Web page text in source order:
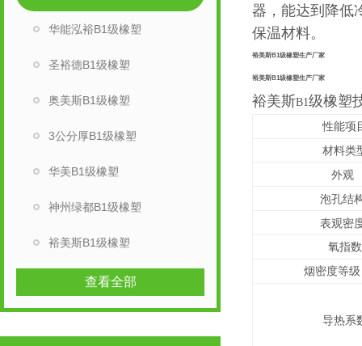
华能泓裕B1级橡塑
圣裕德B1级橡塑
奥美斯B1级橡塑
3公分厚B1级橡塑
华美B1级橡塑
神州绿都B1级橡塑
裕美斯B1级橡塑
查看全部
器，能达到降低
保温材料。
裕美斯B1级橡塑生产厂家
裕美斯B1级橡塑生产厂家
裕美斯B1级橡塑
性能项
材料类
外观
泡孔结
表观密
氧指数
烟密度等级
导热系